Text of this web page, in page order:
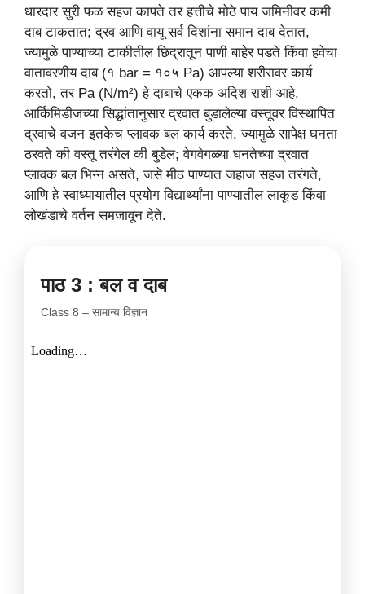
धारदार सुरी फळ सहज कापते तर हत्तीचे मोठे पाय जमिनीवर कमी
दाब टाकतात; द्रव आणि वायू सर्व दिशांना समान दाब देतात,
ज्यामुळे पाण्याच्या टाकीतील छिद्रातून पाणी बाहेर पडते किंवा हवेचा
वातावरणीय दाब (१ bar = १०५ Pa) आपल्या शरीरावर कार्य
करतो, तर Pa (N/m²) हे दाबाचे एकक अदिश राशी आहे.
आर्किमिडीजच्या सिद्धांतानुसार द्रवात बुडालेल्या वस्तूवर विस्थापित
द्रवाचे वजन इतकेच प्लावक बल कार्य करते, ज्यामुळे सापेक्ष घनता
ठरवते की वस्तू तरंगेल की बुडेल; वेगवेगळ्या घनतेच्या द्रवात
प्लावक बल भिन्न असते, जसे मीठ पाण्यात जहाज सहज तरंगते,
आणि हे स्वाध्यायातील प्रयोग विद्यार्थ्यांना पाण्यातील लाकूड किंवा
लोखंडाचे वर्तन समजावून देते.
पाठ 3 : बल व दाब
Class 8 – सामान्य विज्ञान